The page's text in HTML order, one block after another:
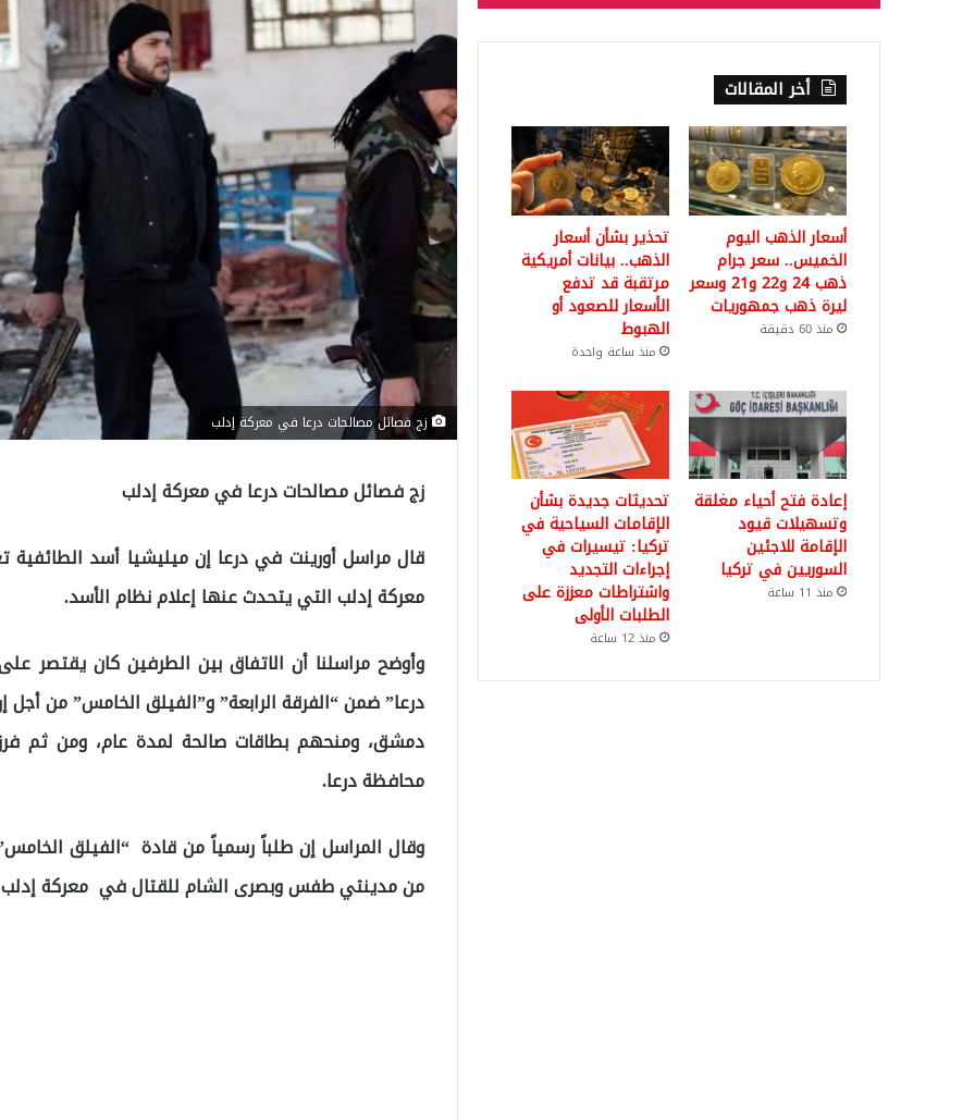
زج فصائل مصالحات درعا في معركة إدلب
زج فصائل مصالحات درعا في معركة إدلب
قال مراسل أورينت في درعا إن ميليشيا أسد
معركة إدلب التي يتحدث عنها إعلام نظام الأسد.
وأوضح مراسلنا أن الاتفاق بين الطرفين كان يقتصر
درعا” ضمن “الفرقة الرابعة” و”الفيلق الخامس” من
دمشق، ومنحهم بطاقات صالحة لمدة عام، ومن ثم
محافظة درعا.
وقال المراسل إن طلباً رسمياً من قادة “الفيلق
من مدينتي طفس وبصرى الشام للقتال في معركة إدلب
أخر المقالات
أسعار الذهب اليوم
الخميس.. سعر جرام
ذهب 24 و22 و21 وسعر
ليرة ذهب جمهوريات
منذ 60 دقيقة
تحذير بشأن أسعار
الذهب.. بيانات أمريكية
مرتقبة قد تدفع
الأسعار للصعود أو
الهبوط
منذ ساعة واحدة
إعادة فتح أحياء مغلقة
وتسهيلات قيود
الإقامة للاجئين
السوريين في تركيا
منذ 11 ساعة
تحديثات جديدة بشأن
الإقامات السياحية في
تركيا: تيسيرات في
إجراءات التجديد
واشتراطات معززة على
الطلبات الأولى
منذ 12 ساعة